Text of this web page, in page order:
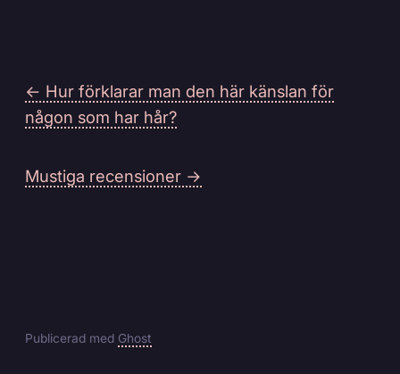
← Hur förklarar man den här känslan för
någon som har hår?
Mustiga recensioner →
Publicerad med Ghost